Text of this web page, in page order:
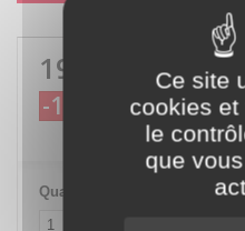
Ce site
cookies
le
que
197,64 € TTC
-10% 219,60 €TTC
Quantité